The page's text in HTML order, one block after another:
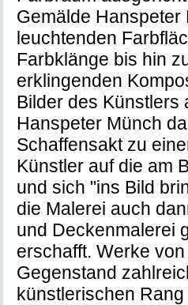
Gemälde
leuchtenden
Farbklänge bis hin
erklingenden
Bilder des Künstlers
Hanspeter Münch
Schaffensakt zu
Künstler auf die am
und sich "ins Bild
die Malerei auch
und Deckenmalerei
erschafft. Werke
Gegenstand
künstlerischen